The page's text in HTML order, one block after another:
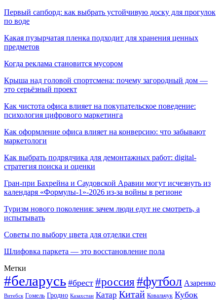
Первый сапборд: как выбрать устойчивую доску для прогулок
по воде
Какая пузырчатая пленка подходит для хранения ценных
предметов
Когда реклама становится мусором
Крыша над головой спортсмена: почему загородный дом —
это серьёзный проект
Как чистота офиса влияет на покупательское поведение:
психология цифрового маркетинга
Как оформление офиса влияет на конверсию: что забывают
маркетологи
Как выбрать подрядчика для демонтажных работ: digital-
стратегия поиска и оценки
Гран-при Бахрейна и Саудовской Аравии могут исчезнуть из
календаря «Формулы-1»-2026 из-за войны в регионе
Туризм нового поколения: зачем люди едут не смотреть, а
испытывать
Советы по выбору цвета для отделки стен
Шлифовка паркета — это восстановление пола
Метки
#беларусь #брест #россия#футбол Азаренко
Витебск Гомель Гродно Казахстан Катар Китай Ковальчук Кубок